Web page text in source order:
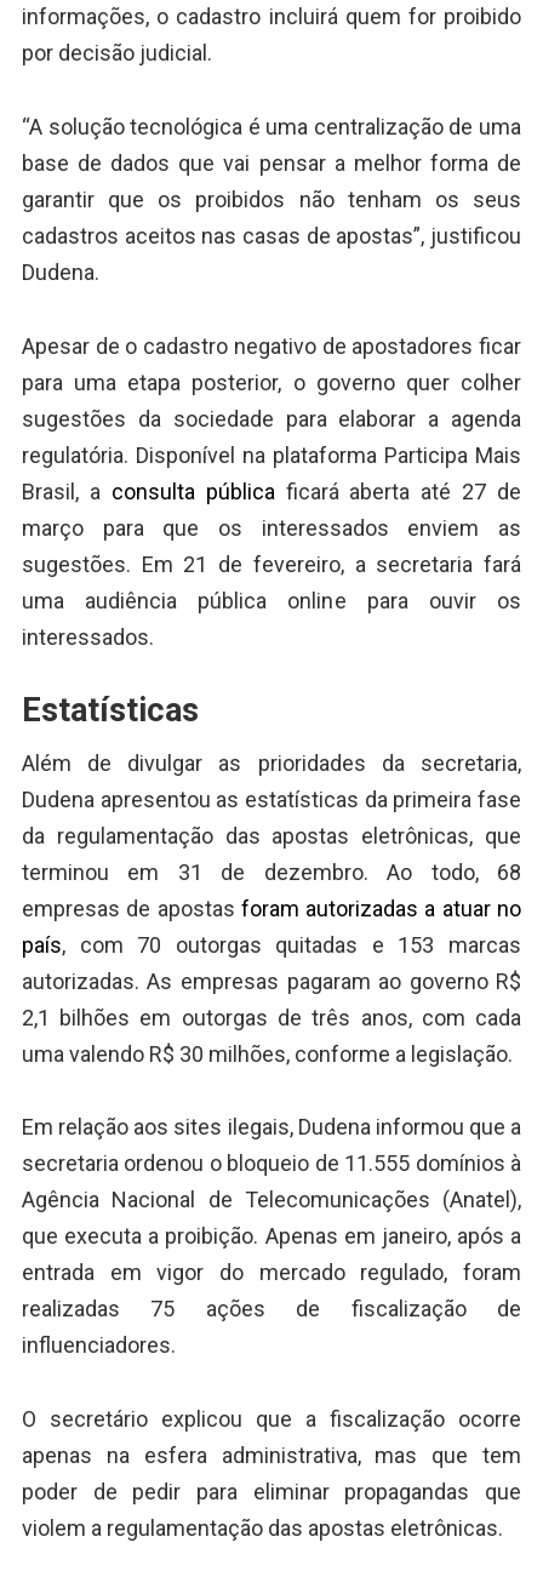
informações, o cadastro incluirá quem for proibido
por decisão judicial.
“A solução tecnológica é uma centralização de uma
base de dados que vai pensar a melhor forma de
garantir que os proibidos não tenham os seus
cadastros aceitos nas casas de apostas”, justificou
Dudena.
Apesar de o cadastro negativo de apostadores ficar
para uma etapa posterior, o governo quer colher
sugestões da sociedade para elaborar a agenda
regulatória. Disponível na plataforma Participa Mais
Brasil, a consulta pública ficará aberta até 27 de
março para que os interessados enviem as
sugestões. Em 21 de fevereiro, a secretaria fará
uma audiência pública online para ouvir os
interessados.
Estatísticas
Além de divulgar as prioridades da secretaria,
Dudena apresentou as estatísticas da primeira fase
da regulamentação das apostas eletrônicas, que
terminou em 31 de dezembro. Ao todo, 68
empresas de apostas foram autorizadas a atuar no
país, com 70 outorgas quitadas e 153 marcas
autorizadas. As empresas pagaram ao governo R$
2,1 bilhões em outorgas de três anos, com cada
uma valendo R$ 30 milhões, conforme a legislação.
Em relação aos sites ilegais, Dudena informou que a
secretaria ordenou o bloqueio de 11.555 domínios à
Agência Nacional de Telecomunicações (Anatel),
que executa a proibição. Apenas em janeiro, após a
entrada em vigor do mercado regulado, foram
realizadas 75 ações de fiscalização de
influenciadores.
O secretário explicou que a fiscalização ocorre
apenas na esfera administrativa, mas que tem
poder de pedir para eliminar propagandas que
violem a regulamentação das apostas eletrônicas.